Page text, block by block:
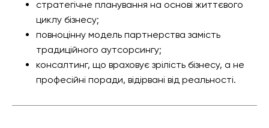
стратегічне планування на основі життєвого
циклу бізнесу;
повноцінну модель партнерства замість
традиційного аутсорсингу;
консалтинг, що враховує зрілість бізнесу, а не
професійні поради, відірвані від реальності.